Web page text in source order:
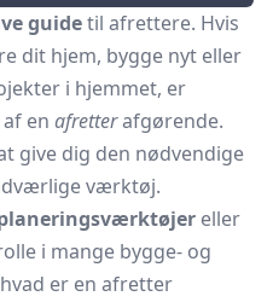
guidetil afrettere. Hvis
dit hjem, bygge nyt eller
i hjemmet, er
en afretterafgørende.
give dig den nødvendige
værktøj.
eller
i mange bygge- og
er en afretter